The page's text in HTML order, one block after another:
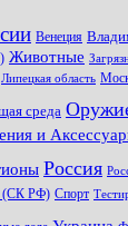
Венеция
Животные
Липецкая область
среда
и
Россия
(СК РФ) Спорт